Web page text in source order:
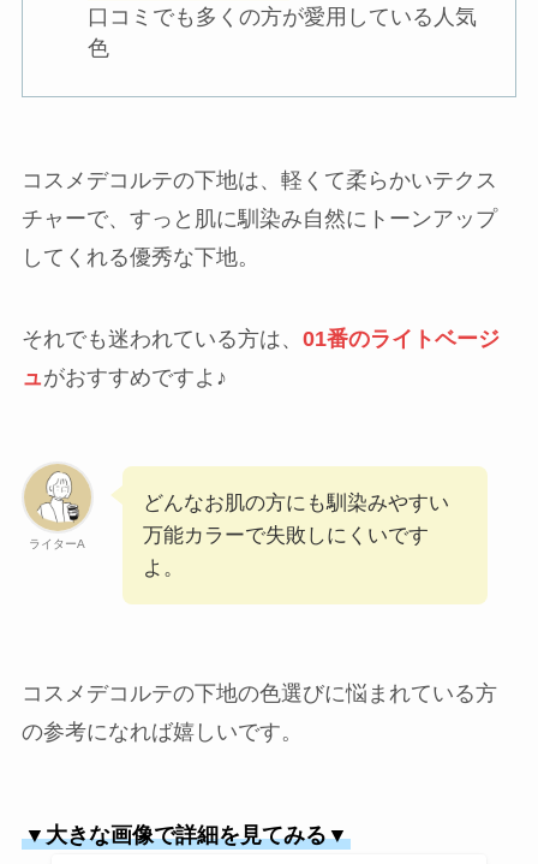
口コミでも多くの方が愛用している人気
色
コスメデコルテの下地は、軽くて柔らかいテクス
チャーで、すっと肌に馴染み自然にトーンアップ
してくれる優秀な下地。
それでも迷われている方は、 01番のライトベージ
ュがおすすめですよ♪
ライターA
どんなお肌の方にも馴染みやすい
万能カラーで失敗しにくいです
よ。
コスメデコルテの下地の色選びに悩まれている方
の参考になれば嬉しいです。
▼大きな画像で詳細を見てみる▼